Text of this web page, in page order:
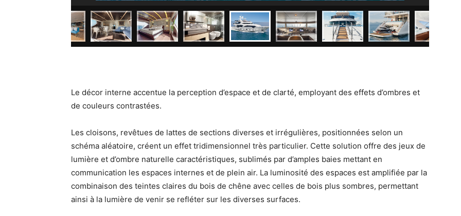
Le décor interne accentue la perception d’espace et de clarté, employant des effets d’ombres et
de couleurs contrastées.
Les cloisons, revêtues de lattes de sections diverses et irrégulières, positionnées selon un
schéma aléatoire, créent un effet tridimensionnel très particulier. Cette solution offre des jeux de
lumière et d’ombre naturelle caractéristiques, sublimés par d’amples baies mettant en
communication les espaces internes et de plein air. La luminosité des espaces est amplifiée par la
combinaison des teintes claires du bois de chêne avec celles de bois plus sombres, permettant
ainsi à la lumière de venir se refléter sur les diverses surfaces.